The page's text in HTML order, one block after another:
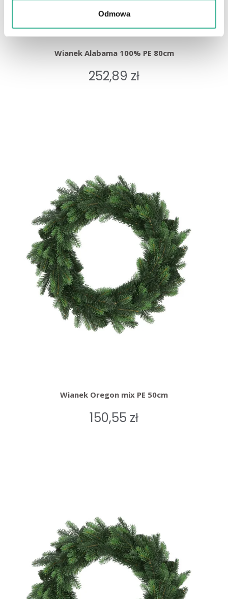
Odmowa
Wianek Alabama 100% PE 80cm
252,89 zł
Wianek Oregon mix PE 50cm
150,55 zł